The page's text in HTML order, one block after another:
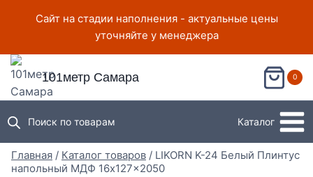
Сайт на стадии наполнения - актуальные цены
уточняйте у менеджера
101метр Самара 0
Поиск по товарам Каталог
Главная / Каталог товаров / LIKORN K-24 Белый Плинтус
напольный МДФ 16x127x2050